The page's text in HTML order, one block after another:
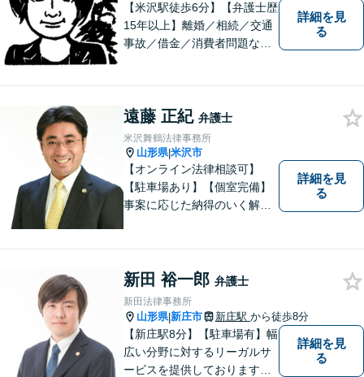
【米沢駅徒歩6分】【弁護士歴
15年以上】離婚／相続／交通
事故／借金／消費者問題な
詳細を見
る
遠藤 正紀 弁護士
米沢舞鶴法律事務所
山形県|米沢市
【オンライン法律相談可】
【駐車場あり】【個室完備】
事案に応じた納得のいく解決
詳細を見
る
新田 裕一郎 弁護士
新田法律事務所
山形県|新庄市 新庄駅 から徒歩8分
【新庄駅8分】【駐車場有】幅
広い分野に対するリーガルサ
ービスを提供しております。
詳細を見
る